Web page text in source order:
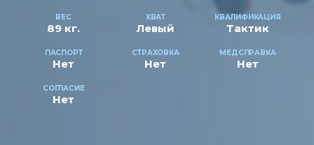
ВЕС
89 кг.
ХВАТ
Левый
КВАЛИФИКАЦИЯ
Тактик
ПАСПОРТ
Нет
СТРАХОВКА
Нет
МЕДСПРАВКА
Нет
СОГЛАСИЕ
Нет